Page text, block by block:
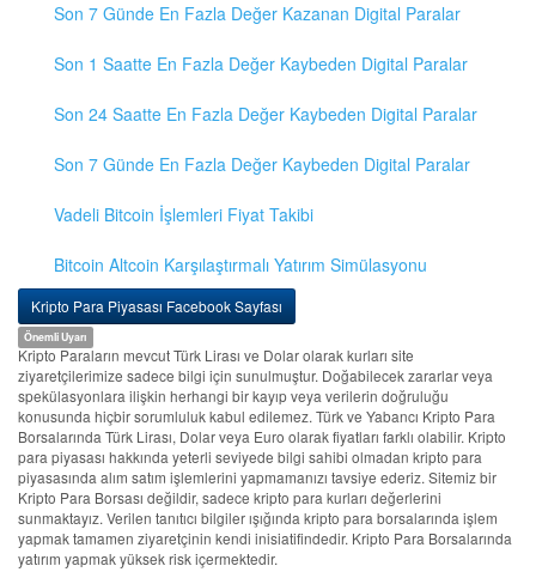
Son 7 Günde En Fazla Değer Kazanan Digital Paralar
Son 1 Saatte En Fazla Değer Kaybeden Digital Paralar
Son 24 Saatte En Fazla Değer Kaybeden Digital Paralar
Son 7 Günde En Fazla Değer Kaybeden Digital Paralar
Vadeli Bitcoin İşlemleri Fiyat Takibi
Bitcoin Altcoin Karşılaştırmalı Yatırım Simülasyonu
Kripto Para Piyasası Facebook Sayfası
Önemli Uyarı
Kripto Paraların mevcut Türk Lirası ve Dolar olarak kurları site
ziyaretçilerimize sadece bilgi için sunulmuştur. Doğabilecek zararlar veya
spekülasyonlara ilişkin herhangi bir kayıp veya verilerin doğruluğu
konusunda hiçbir sorumluluk kabul edilemez. Türk ve Yabancı Kripto Para
Borsalarında Türk Lirası, Dolar veya Euro olarak fiyatları farklı olabilir. Kripto
para piyasası hakkında yeterli seviyede bilgi sahibi olmadan kripto para
piyasasında alım satım işlemlerini yapmamanızı tavsiye ederiz. Sitemiz bir
Kripto Para Borsası değildir, sadece kripto para kurları değerlerini
sunmaktayız. Verilen tanıtıcı bilgiler ışığında kripto para borsalarında işlem
yapmak tamamen ziyaretçinin kendi inisiatifindedir. Kripto Para Borsalarında
yatırım yapmak yüksek risk içermektedir.